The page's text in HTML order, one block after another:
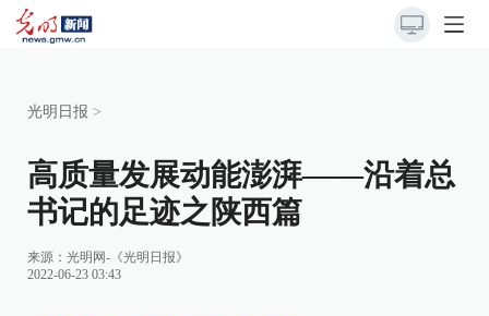
光明日报 >
高质量发展动能澎湃——沿着总
书记的足迹之陕西篇
来源： 光明网-《光明日报》
2022-06-23 03:43